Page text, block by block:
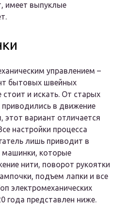
имеет выпуклые
управлением –
бытовых швейных
и искать. От старых
в движение
вариант отличается
настройки процесса
лишь приводит в
машинки, которые
нити, поворот рукоятки
подъем лапки и все
электромеханических
представлен ниже.